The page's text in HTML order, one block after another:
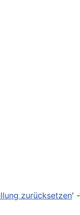
zurücksetzen' -